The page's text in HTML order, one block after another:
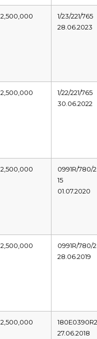
2,500,000
1/23/221/765
28.06.2023
2,500,000
1/22/221/765
30.06.2022
2,500,000
0991R/780/
15
01.07.2020
2,500,000
0991R/780/
28.06.2019
2,500,000
27.06.2018